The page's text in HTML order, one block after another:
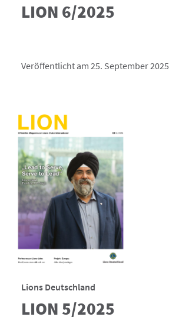
LION 6/2025
Veröffentlicht am 25. September 2025
Lions Deutschland
LION 5/2025